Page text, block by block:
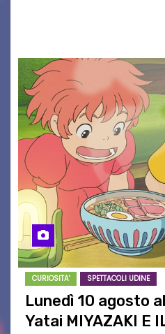
CURIOSITA' SPETTACOLI UDINE
Lunedì 10 agosto
Yatai MIYAZAKI E